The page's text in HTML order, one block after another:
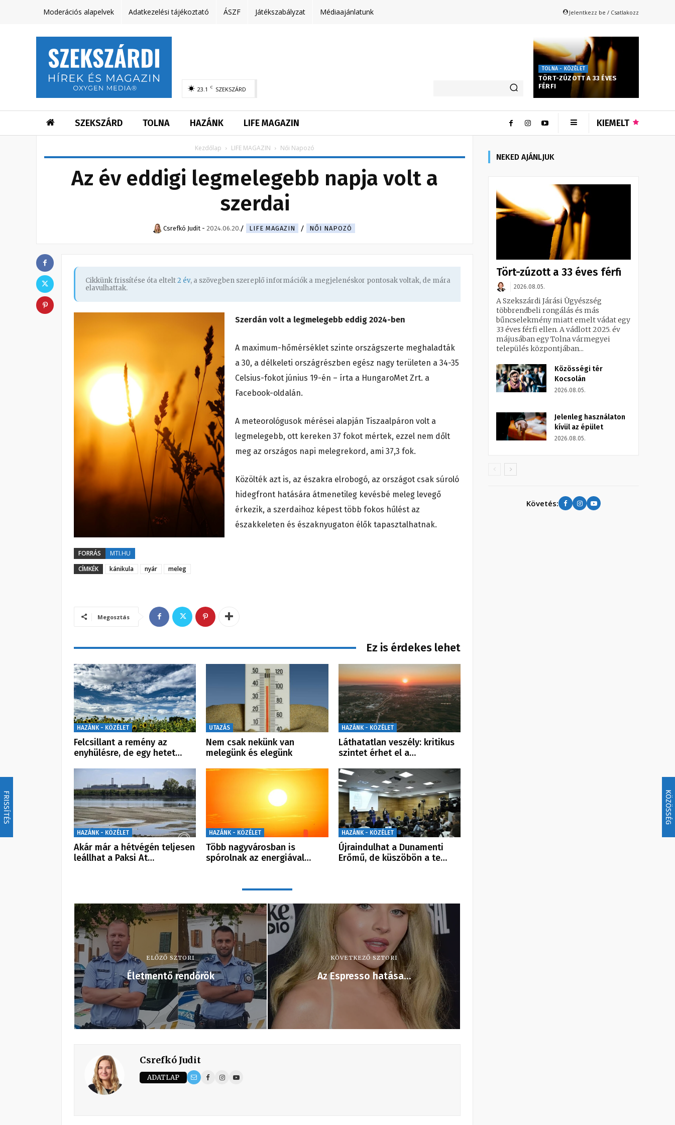
FRISSÍTÉS KÖZÖSSÉG
Moderációs alapelvek Adatkezelési tájékoztató ÁSZF Játékszabályzat Médiaajánlatunk Jelentkezz be / Csatlakozz
23.1 C SZEKSZÁRD
TOLNA - KÖZÉLET
TÖRT-ZÚZOTT A 33 ÉVES
FÉRFI
SZEKSZÁRD TOLNA HAZÁNK LIFE MAGAZIN KIEMELT
Kezdőlap LIFE MAGAZIN Női Napozó
Az év eddigi legmelegebb napja volt a
szerdai
Csrefkó Judit - 2024.06.20. LIFE MAGAZIN NŐI NAPOZÓ
Cikkünk frissítése óta eltelt2 év, a szövegben szereplő információk a megjelenéskor pontosak voltak, de mára
elavulhattak.
Szerdán volt a legmelegebb eddig 2024-ben
A maximum-hőmérséklet szinte országszerte meghaladták
a 30, a délkeleti országrészben egész nagy területen a 34-35
Celsius-fokot június 19-én – írta a HungaroMet Zrt. a
Facebook-oldalán.
A meteorológusok mérései alapján Tiszaalpáron volt a
legmelegebb, ott kereken 37 fokot mértek, ezzel nem dőlt
meg az országos napi melegrekord, ami 37,3 fok.
Közölték azt is, az északra elrobogó, az országot csak súroló
hidegfront hatására átmenetileg kevésbé meleg levegő
érkezik, a szerdaihoz képest több fokos hűlést az
északkeleten és északnyugaton élők tapasztalhatnak.
FORRÁS
MTI.HU
CÍMKÉK
kánikula nyár meleg
Megosztás
Ez is érdekes lehet
HAZÁNK - KÖZÉLET
Felcsillant a remény az
enyhülésre, de egy hetet…
UTAZÁS
Nem csak nekünk van
melegünk és elegünk
HAZÁNK - KÖZÉLET
Láthatatlan veszély: kritikus
szintet érhet el a…
HAZÁNK - KÖZÉLET
Akár már a hétvégén teljesen
leállhat a Paksi At…
HAZÁNK - KÖZÉLET
Több nagyvárosban is
spórolnak az energiával…
HAZÁNK - KÖZÉLET
Újraindulhat a Dunamenti
Erőmű, de küszöbön a te…
ELŐZŐ SZTORI
Életmentő rendőrök
KÖVETKEZŐ SZTORI
Az Espresso hatása…
Csrefkó Judit
ADATLAP
NEKED AJÁNLJUK
Tört-zúzott a 33 éves férfi
2026.08.05.
A Szekszárdi Járási Ügyészség
többrendbeli rongálás és más
bűncselekmény miatt emelt vádat egy
33 éves férfi ellen. A vádlott 2025. év
májusában egy Tolna vármegyei
település központjában...
Közösségi tér
Kocsolán
2026.08.05.
Jelenleg használaton
kívül az épület
2026.08.05.
Követés: